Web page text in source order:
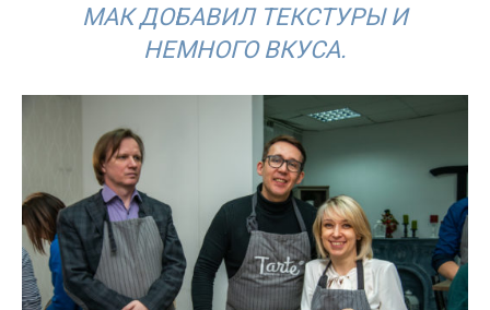
МАК ДОБАВИЛ ТЕКСТУРЫ И
НЕМНОГО ВКУСА.